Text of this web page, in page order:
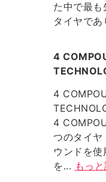
た中で最も
タイヤであ
4
4
4
つのタイ
ウンドを
を... もっ